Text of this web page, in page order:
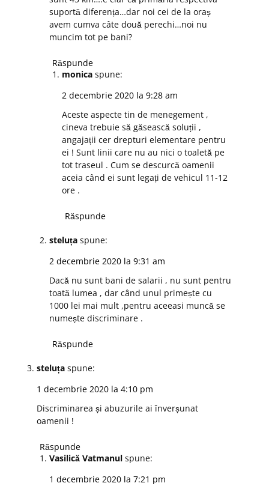
suportă diferența…dar noi cei de la oraș
avem cumva câte două perechi…noi nu
muncim tot pe bani?
Răspunde
monica spune:
2 decembrie 2020 la 9:28 am
Aceste aspecte tin de menegement ,
cineva trebuie să găsească soluții ,
angajații cer drepturi elementare pentru
ei ! Sunt linii care nu au nici o toaletă pe
tot traseul . Cum se descurcă oamenii
aceia când ei sunt legați de vehicul 11-12
ore .
Răspunde
steluța spune:
2 decembrie 2020 la 9:31 am
Dacă nu sunt bani de salarii , nu sunt pentru
toată lumea , dar când unul primește cu
1000 lei mai mult ,pentru aceeasi muncă se
numește discriminare .
Răspunde
steluța spune:
1 decembrie 2020 la 4:10 pm
Discriminarea și abuzurile ai înverșunat
oamenii !
Răspunde
Vasilică Vatmanul spune:
1 decembrie 2020 la 7:21 pm